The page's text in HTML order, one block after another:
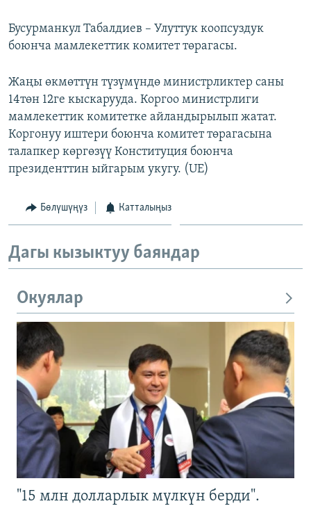
Бусурманкул Табалдиев – Улуттук коопсуздук
боюнча мамлекеттик комитет төрагасы.
Жаңы өкмөттүн түзүмүндө министрликтер саны
14төн 12ге кыскарууда. Коргоо министрлиги
мамлекеттик комитетке айландырылып жатат.
Коргонуу иштери боюнча комитет төрагасына
талапкер көргөзүү Конституция боюнча
президенттин ыйгарым укугу. (UE)
Бөлүшүңүз Катталыңыз
Дагы кызыктуу баяндар
Окуялар
"15 млн долларлык мүлкүн берди".